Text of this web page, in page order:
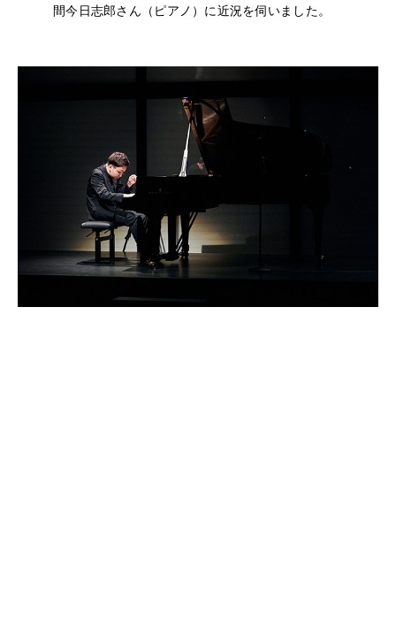
間今日志郎さん（ピアノ）に近況を伺いました。